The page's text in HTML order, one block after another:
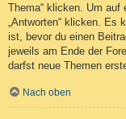
Thema“ klicken. Um
„Antworten“ klicken. Es
ist, bevor du einen
jeweils am Ende der
darfst neue Themen
Nach oben